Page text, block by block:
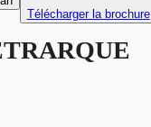
Télécharger la brochure